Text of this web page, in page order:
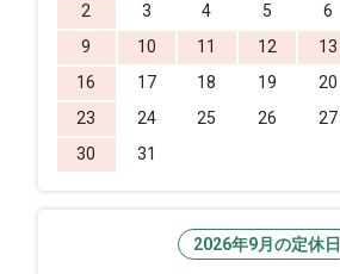
2
3 4 5 6
9
10 11 12 13
16
17 18 19 20
23
24 25 26 27
30
31
2026年9月の定休日